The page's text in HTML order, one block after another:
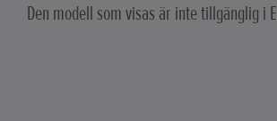
Den modell som visas är inte tillgänglig i